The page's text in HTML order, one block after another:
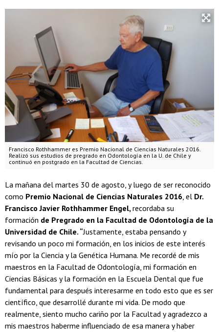
Francisco Rothhammer es Premio Nacional de Ciencias Naturales 2016.
Realizó sus estudios de pregrado en Odontología en la U. de Chile y
continuó en postgrado en la Facultad de Ciencias.
La mañana del martes 30 de agosto, y luego de ser reconocido
como Premio Nacional de Ciencias Naturales 2016, el Dr.
Francisco Javier Rothhammer Engel,recordaba su
formación de Pregrado en la Facultad de Odontología de la
Universidad de Chile. “Justamente, estaba pensando y
revisando un poco mi formación, en los inicios de este interés
mío por la Ciencia y la Genética Humana. Me recordé de mis
maestros en la Facultad de Odontología, mi formación en
Ciencias Básicas y la formación en la Escuela Dental que fue
fundamental para después interesarme en todo esto que es ser
científico, que desarrollé durante mi vida. De modo que
realmente, siento mucho cariño por la Facultad y agradezco a
mis maestros haberme influenciado de esa manera y haber